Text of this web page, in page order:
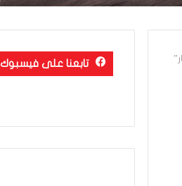
تابعنا على فيسبوك